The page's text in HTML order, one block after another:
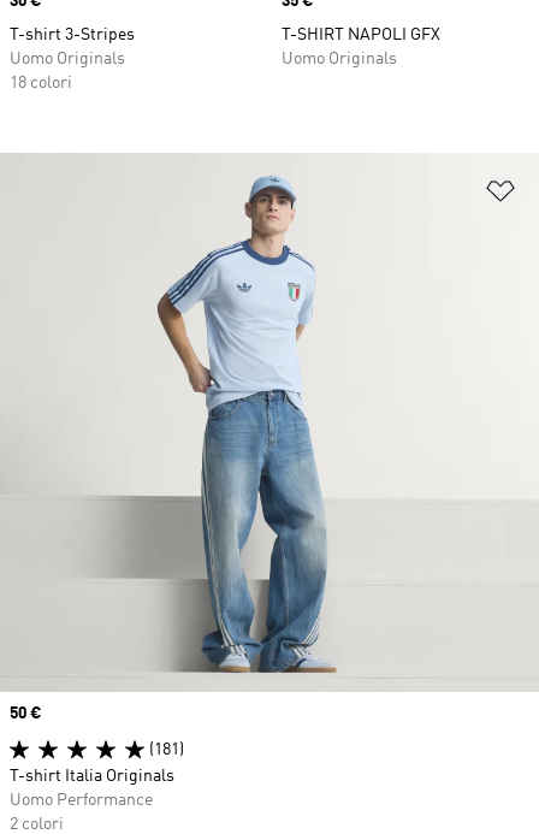
T-shirt 3-Stripes
Uomo Originals
18 colori
T-SHIRT NAPOLI GFX
Uomo Originals
Price
50 €
(181)
T-shirt Italia Originals
Uomo Performance
2 colori